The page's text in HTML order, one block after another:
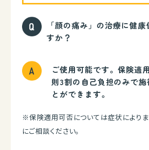
「顔の痛み」の治療に健
すか？
ご使用可能です。保険適
則3割の自己負担のみで
とができます。
※保険適用可否については症状によりま
にご相談ください。